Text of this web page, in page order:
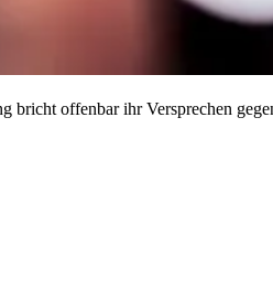
bricht offenbar ihr Versprechen